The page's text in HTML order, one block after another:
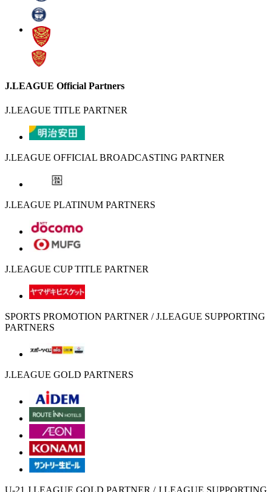
J.LEAGUE Official Partners
J.LEAGUE TITLE PARTNER
J.LEAGUE OFFICIAL BROADCASTING PARTNER
J.LEAGUE PLATINUM PARTNERS
J.LEAGUE CUP TITLE PARTNER
SPORTS PROMOTION PARTNER / J.LEAGUE SUPPORTING
PARTNERS
J.LEAGUE GOLD PARTNERS
U-21 J.LEAGUE GOLD PARTNER / J.LEAGUE SUPPORTING